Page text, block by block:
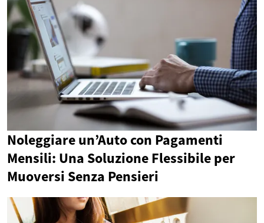
Noleggiare un’Auto con Pagamenti
Mensili: Una Soluzione Flessibile per
Muoversi Senza Pensieri